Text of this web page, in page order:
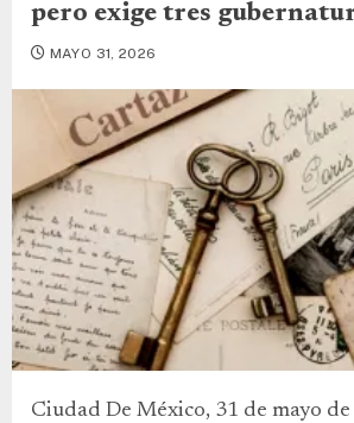
pero exige tres
MAYO 31, 2026
Ciudad De México, 31 de mayo